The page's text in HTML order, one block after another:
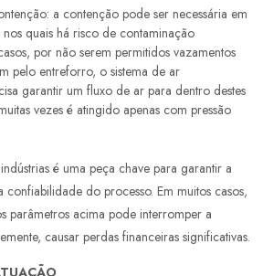
quais há risco de contaminação
por não serem permitidos vazamentos
pelo entreforro, o sistema de ar
garantir um fluxo de ar para dentro destes
vezes é atingido apenas com pressão
é uma peça chave para garantir a
do processo. Em muitos casos,
parâmetros acima pode interromper a
causar perdas financeiras significativas.